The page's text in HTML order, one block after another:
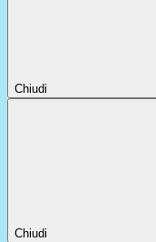
Chiudi
Chiudi